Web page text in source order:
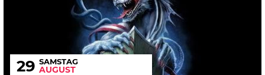
29 SAMSTAG
AUGUST